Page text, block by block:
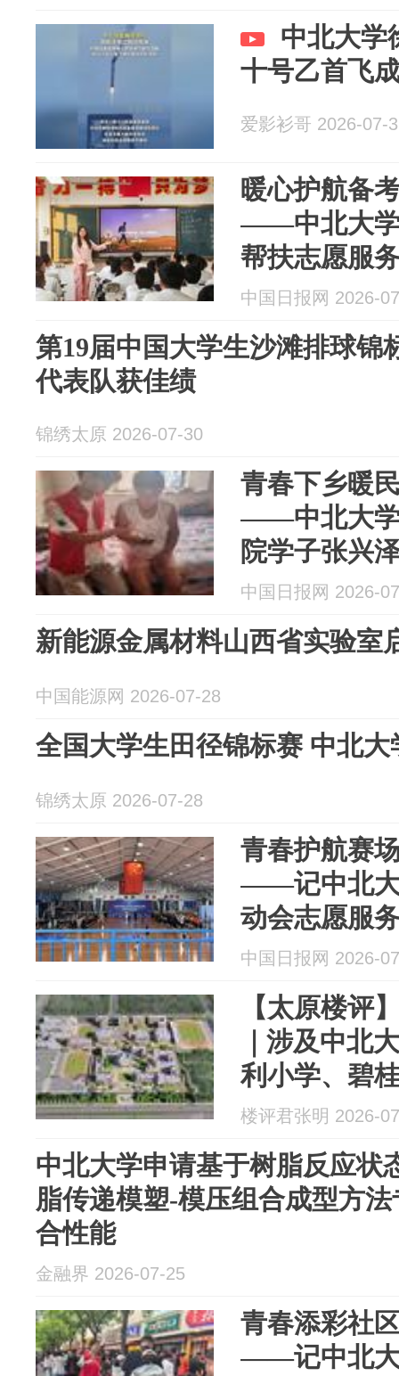
中北大学
十号乙首飞
爱影衫哥 2026-07-
暖心护航备
——中北大学
帮扶志愿服
中国日报网 2026-
第19届中国大学生沙滩排球锦
代表队获佳绩
锦绣太原 2026-07-30
青春下乡暖
——中北大学
院学子张兴
中国日报网 2026-
新能源金属材料山西省实验室
中国能源网 2026-07-28
全国大学生田径锦标赛 中北大
锦绣太原 2026-07-28
青春护航赛
——记中北大
动会志愿服
中国日报网 2026-
【太原楼评
｜涉及中北
利小学、碧
楼评君张明 2026-
中北大学申请基于树脂反应状
脂传递模塑-模压组合成型方
合性能
金融界 2026-07-25
青春添彩社
——记中北大